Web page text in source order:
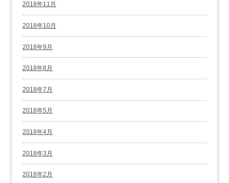
2018年11月
2018年10月
2018年9月
2018年8月
2018年7月
2018年5月
2018年4月
2018年3月
2018年2月